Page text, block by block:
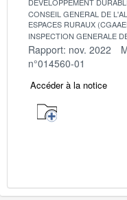
CONSEIL GENERAL DE
ESPACES RURAUX
INSPECTION GENERALE
Rapport: nov. 2022
n°014560-01
Accéder à la notice